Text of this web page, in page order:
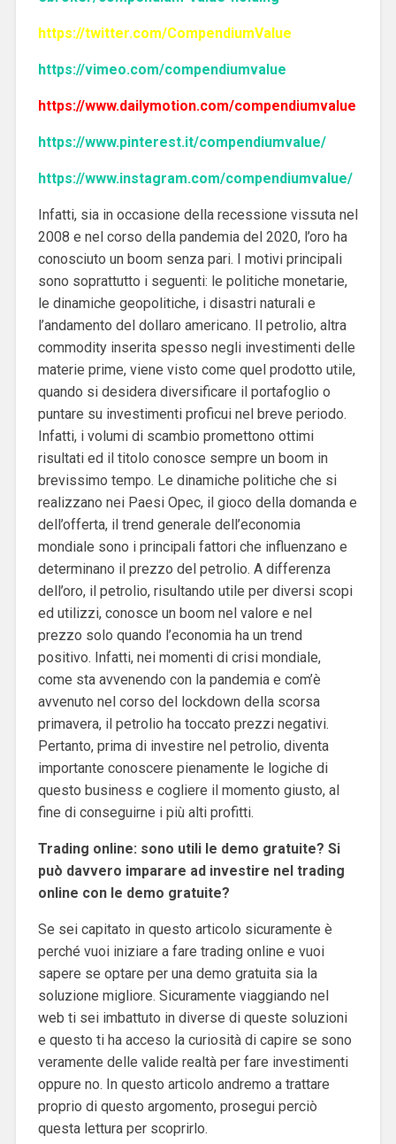
https://twitter.com/CompendiumValue
https://vimeo.com/compendiumvalue
https://www.dailymotion.com/compendiumvalue
https://www.pinterest.it/compendiumvalue/
https://www.instagram.com/compendiumvalue/
Infatti, sia in occasione della recessione vissuta nel
2008 e nel corso della pandemia del 2020, l’oro ha
conosciuto un boom senza pari. I motivi principali
sono soprattutto i seguenti: le politiche monetarie,
le dinamiche geopolitiche, i disastri naturali e
l’andamento del dollaro americano. Il petrolio, altra
commodity inserita spesso negli investimenti delle
materie prime, viene visto come quel prodotto utile,
quando si desidera diversificare il portafoglio o
puntare su investimenti proficui nel breve periodo.
Infatti, i volumi di scambio promettono ottimi
risultati ed il titolo conosce sempre un boom in
brevissimo tempo. Le dinamiche politiche che si
realizzano nei Paesi Opec, il gioco della domanda e
dell’offerta, il trend generale dell’economia
mondiale sono i principali fattori che influenzano e
determinano il prezzo del petrolio. A differenza
dell’oro, il petrolio, risultando utile per diversi scopi
ed utilizzi, conosce un boom nel valore e nel
prezzo solo quando l’economia ha un trend
positivo. Infatti, nei momenti di crisi mondiale,
come sta avvenendo con la pandemia e com’è
avvenuto nel corso del lockdown della scorsa
primavera, il petrolio ha toccato prezzi negativi.
Pertanto, prima di investire nel petrolio, diventa
importante conoscere pienamente le logiche di
questo business e cogliere il momento giusto, al
fine di conseguirne i più alti profitti.
Trading online: sono utili le demo gratuite? Si
può davvero imparare ad investire nel trading
online con le demo gratuite?
Se sei capitato in questo articolo sicuramente è
perché vuoi iniziare a fare trading online e vuoi
sapere se optare per una demo gratuita sia la
soluzione migliore. Sicuramente viaggiando nel
web ti sei imbattuto in diverse di queste soluzioni
e questo ti ha acceso la curiosità di capire se sono
veramente delle valide realtà per fare investimenti
oppure no. In questo articolo andremo a trattare
proprio di questo argomento, prosegui perciò
questa lettura per scoprirlo.